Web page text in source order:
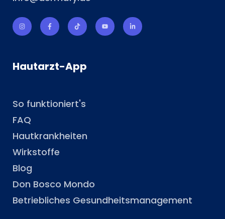
Hautarzt-App
So funktioniert's
FAQ
Hautkrankheiten
Wirkstoffe
Blog
Don Bosco Mondo
Betriebliches Gesundheitsmanagement